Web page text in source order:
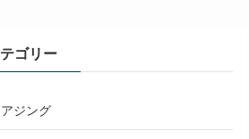
ゴリー
アジング